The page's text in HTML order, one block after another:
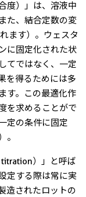
度）」は、溶液中
た、結合定数の変
ます）。ウェスタ
に固定化された状
てではなく、一定
を得るためには多
す。この最適化作
を求めることがで
定の条件に固定
。
）」と呼ば
定する際は常に実
造されたロットの